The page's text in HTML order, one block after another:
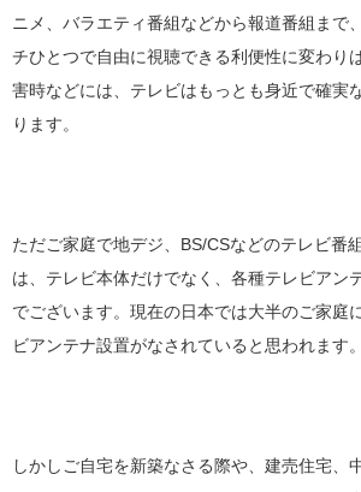
ニメ、バラエティ番組などから報道番組まで
チひとつで自由に視聴できる利便性に変わり
害時などには、テレビはもっとも身近で確実
ります。
ただご家庭で地デジ、BS/CSなどのテレビ番
は、テレビ本体だけでなく、各種テレビアン
でございます。現在の日本では大半のご家庭
ビアンテナ設置がなされていると思われます。
しかしご自宅を新築なさる際や、建売住宅、